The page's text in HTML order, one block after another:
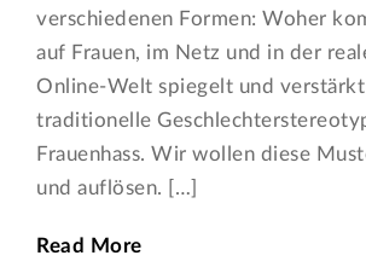
verschiedenen Formen: Woher
auf Frauen, im Netz und in der
Online-Welt spiegelt und
traditionelle
Frauenhass. Wir wollen diese
und auflösen. […]
Read More